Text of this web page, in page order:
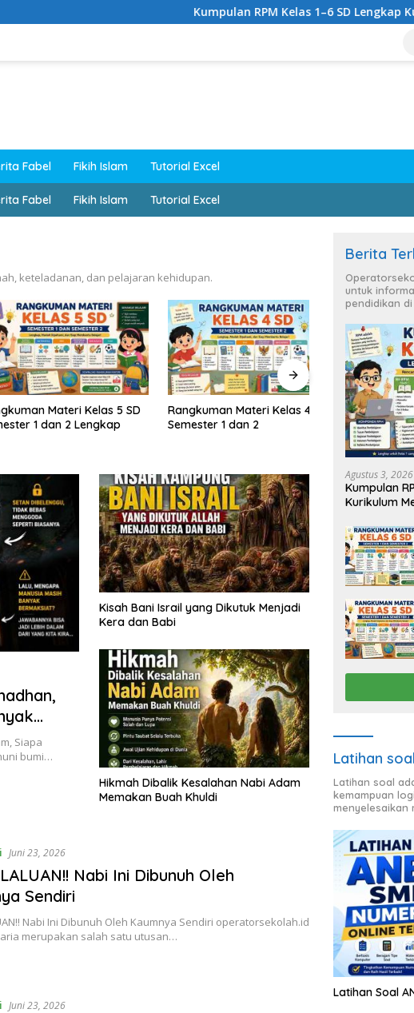
Kumpulan RPM Kelas 1–6 SD Lengkap Kurikulum
Fabel Fikih Islam Tutorial Excel
Fabel Fikih Islam Tutorial Excel
keteladanan, dan pelajaran kehidupan.
Materi Kelas 5 SD
1 dan 2 Lengkap
Rangkuman Materi Kelas 4 SD
Semester 1 dan 2
Rangkuman
Semester 1 dan
Siapa
bumi…
Kisah Bani Israil yang Dikutuk Menjadi
Kera dan Babi
Hikmah Dibalik Kesalahan Nabi Adam
Memakan Buah Khuldi
Juni 23, 2026
Nabi Ini Dibunuh Oleh
Sendiri
Nabi Ini Dibunuh Oleh Kaumnya Sendiri operatorsekolah.id
merupakan salah satu utusan…
Juni 23, 2026
Berita
untuk
pendidikan di
Agustus 3, 2026
Kumpulan
Kurikulum
Latihan soal
Latihan soal
kemampuan
menyelesaikan
Latihan Soal